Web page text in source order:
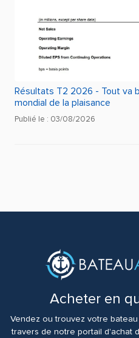
Résultats T2 2026 - Tout va
mondial de la plaisance
Publié le : 03/08/2026
Acheter en
Vendez ou trouvez votre
travers de notre portail d'achat